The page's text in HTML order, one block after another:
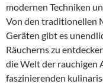
modernen Techniken
Von den traditionellen
Geräten gibt es
Räucherns zu
die Welt der rauchigen
faszinierenden